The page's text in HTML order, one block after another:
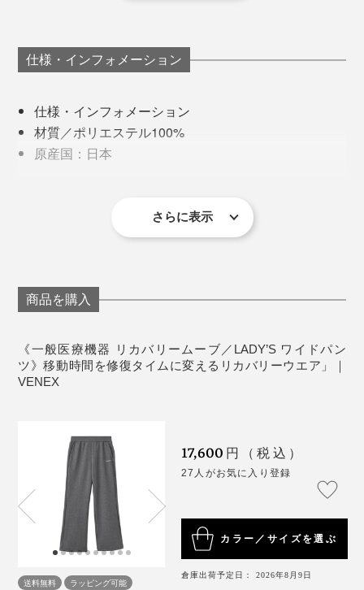
『VENEX』シリーズ一覧はこちら＞
スクもするっとこなせたし。 寝る時に着るモノって大
切なんだなぁ」
試す前はかなり消極的だったのに、180度印象が転換。
ただ、柿山は肌にピッタリするものが苦手で、タイツは
という感想は出ませんでした。
私はむしろタイツが特にお気に入り。年齢とともに筋肉
が減ってきたせいか、寝る時に太ももやふくらはぎあた
りがスースー冷えるのですが、『VENEX』のタイツの
おかげで、ほかほか。こんなに薄い生地なのに不思議で
仕様・インフォメーション
仕様・インフォメーション
材質／ポリエステル100%
原産国：日本
医療機器届出番号：14B3X10040000003
さらに表示
商品を購入
《一般医療機器 リカバリームーブ／LADY’S ワイドパン
ツ》移動時間を修復タイムに変えるリカバリーウエア」｜
VENEX
送料無料 ラッピング可能
17,600 円（税込）
27人がお気に入り登録
カラー／サイズを選ぶ
倉庫出荷予定日： 2026年8月9日